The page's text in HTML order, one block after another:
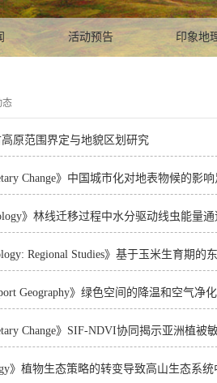
活动预告 印象地
态
原范围界定与地貌区划研究
Change》中国城市化对地表物候的影
》林线迁移过程中水分驱动线虫能量
Regional Studies》基于玉米生育期的
Geography》绿色空间的降温和空气净
Change》SIF-NDVI协同揭示亚洲植被
》植物生态策略的转变导致高山生态系